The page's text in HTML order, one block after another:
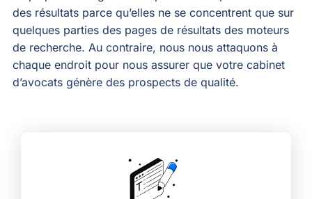
des résultats parce qu’elles ne se concentrent que sur
quelques parties des pages de résultats des moteurs
de recherche. Au contraire, nous nous attaquons à
chaque endroit pour nous assurer que votre cabinet
d’avocats génère des prospects de qualité.